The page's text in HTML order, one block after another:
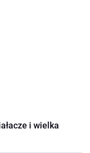
i wielka